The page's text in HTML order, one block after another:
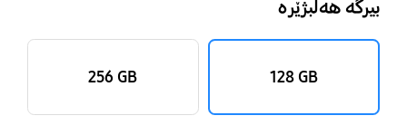
بیرگە هەڵبژێرە
‎128 GB‎
‎256 GB‎